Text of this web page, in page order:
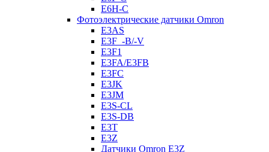
E6H-C
Фотоэлектрические датчики Omron
E3AS
E3F_-B/-V
E3F1
E3FA/E3FB
E3FC
E3JK
E3JM
E3S-CL
E3S-DB
E3T
E3Z
Датчики Omron E3Z